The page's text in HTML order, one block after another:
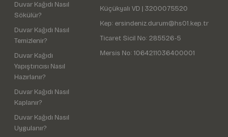
Duvar Kağıdı Nasıl
Sökülür?
Duvar Kağıdı Nasıl
Temizlenir?
Duvar Kağıdı
Yapıştırıcısı Nasıl
Hazırlanır?
Duvar Kağıdı Nasıl
Kaplanır?
Duvar Kağıdı Nasıl
Uygulanır?
Küçükyalı VD | 3200075520
Kep: ersindeniz.durum@hs01.kep.tr
Ticaret Sicil No: 285526-5
Mersis No: 1064211036400001